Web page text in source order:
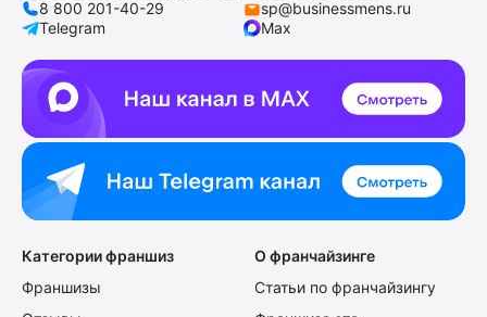
8 800 201-40-29
sp@businessmens.ru
Telegram
Max
Категории франшиз
Франшизы
О франчайзинге
Статьи по франчайзингу